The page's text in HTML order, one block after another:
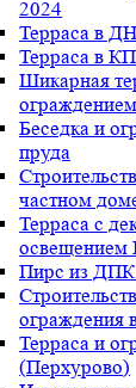
2024
Терраса в
Терраса в
Шикарная
ограждением
Беседка и
пруда
частном
Терраса с
Пирс из ДПК
ограждения
Терраса и
(Перхурово)